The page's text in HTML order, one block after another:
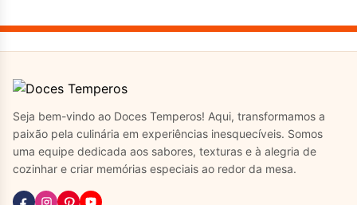
Seja bem-vindo ao Doces Temperos! Aqui, transformamos a
paixão pela culinária em experiências inesquecíveis. Somos
uma equipe dedicada aos sabores, texturas e à alegria de
cozinhar e criar memórias especiais ao redor da mesa.